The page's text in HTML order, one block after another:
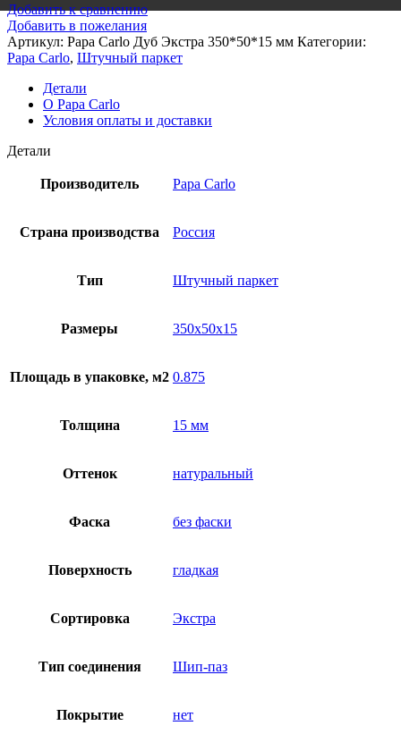
Добавить к сравнению
Добавить в пожелания
Артикул: Papa Carlo Дуб Экстра 350*50*15 мм Категории:
Papa Carlo, Штучный паркет
Детали
О Papa Carlo
Условия оплаты и доставки
Детали
Производитель Papa Carlo
Страна производства Россия
Тип Штучный паркет
Размеры 350х50х15
Площадь в упаковке, м2 0.875
Толщина 15 мм
Оттенок натуральный
Фаска без фаски
Поверхность гладкая
Сортировка Экстра
Тип соединения Шип-паз
Покрытие нет